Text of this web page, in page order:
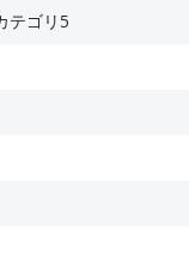
テゴリ5